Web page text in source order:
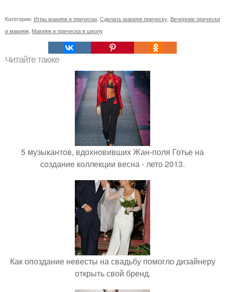
Категории: Игры макияж и прически Сделать макияж прическу Вечерние прически
и макияж Макияж и прическа в школу
Читайте также
5 музыкантов, вдохновивших Жан-поля Готье на
создание коллекции весна - лето 2013.
Как опоздание невесты на свадьбу помогло дизайнеру
открыть свой бренд.